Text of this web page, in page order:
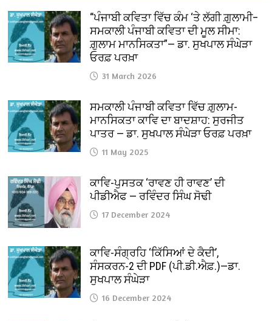
“ਪੰਜਾਬੀ ਕਵਿਤਾ ਵਿੱਚ ਕੰਮ ‘ਤੇ ਲੱਗੀ ਗ਼ੁਲਾਮੀ–
ਸਮਕਾਲੀ ਪੰਜਾਬੀ ਕਵਿਤਾ ਦੀ ਮੂਲ ਸੀਮਾ:
ਗ਼ੁਲਾਮ ਮਾਨਸਿਕਤਾ”— ਡਾ. ਸੁਖਪਾਲ ਸੰਘੇੜਾ
ਓਰਫ਼ ਪਰਖ਼ਾ
31 March 2026
ਸਮਕਾਲੀ ਪੰਜਾਬੀ ਕਵਿਤਾ ਵਿੱਚ ਗ਼ੁਲਾਮ-
ਮਾਨਸਿਕਤਾ ਕਾਵਿ ਦਾ ਬਾਦਸ਼ਾਹ: ਸੁਰਜੀਤ
ਪਾਤਰ — ਡਾ. ਸੁਖਪਾਲ ਸੰਘੇੜਾ ਓਰਫ਼ ਪਰਖ਼ਾ
11 May 2025
ਕਾਵਿ-ਪੁਸਤਕ ‘ਰਾਵਣ ਹੀ ਰਾਵਣ’ ਦੀ
ਪੀਡੀਐਫ — ਰਵਿੰਦਰ ਸਿੰਘ ਸੋਢੀ
17 December 2024
ਕਾਵਿ-ਸੰਗ੍ਰਹਿ ‘ਕਿੱਸਿਆਂ ਦੇ ਕੈਦੀ’,
ਸੰਸਕਰਨ-2 ਦੀ PDF (ਪੀ.ਡੀ.ਐਫ਼.)—ਡਾ.
ਸੁਖਪਾਲ ਸੰਘੇੜਾ
16 December 2024